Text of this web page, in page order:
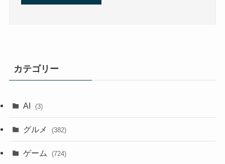
カテゴリー
AI (3)
グルメ (382)
ゲーム (724)